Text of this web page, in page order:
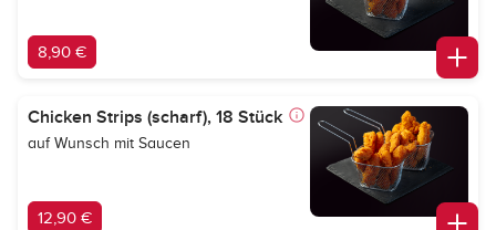
8,90 €
Chicken Strips (scharf), 18 Stück
auf Wunsch mit Saucen
12,90 €